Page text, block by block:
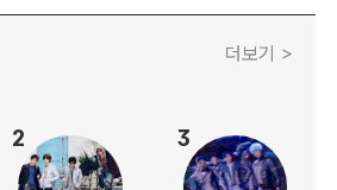
더보기 >
2 3